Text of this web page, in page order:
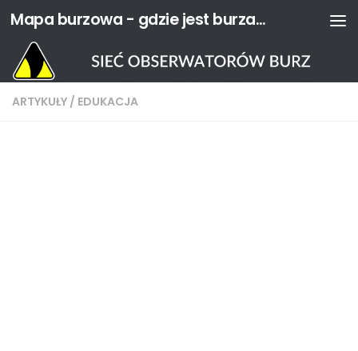
Przejdź do treści Mapa burzowa - gdzie jest burza? | Sieć Obserwatorów Burz
ARTYKUŁY / EDUKACJA